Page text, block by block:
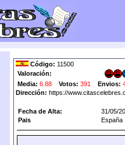
Código: 11500
Valoración:
Media: 6.88 Votos: 391 Envios:
Dirección: https://
Fecha de Alta:
31/05/
Pais
España